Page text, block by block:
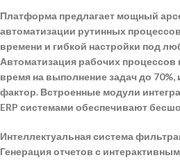
Платформа предлагает мощный
автоматизации рутинных
времени и гибкой настройки под
Автоматизация рабочих процессов
время на выполнение задач до
фактор. Встроенные модули
ERP системами обеспечивают
Интеллектуальная система
Генерация отчетов с